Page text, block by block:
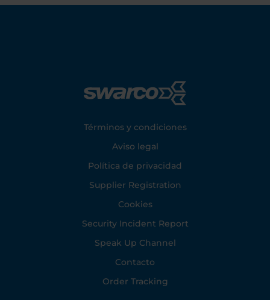
Términos y condiciones
Aviso legal
Política de privacidad
Supplier Registration
Cookies
Security Incident Report
Speak Up Channel
Contacto
Order Tracking